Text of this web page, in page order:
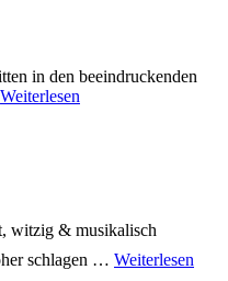
in den beeindruckenden
Weiterlesen
witzig & musikalisch
schlagen … Weiterlesen